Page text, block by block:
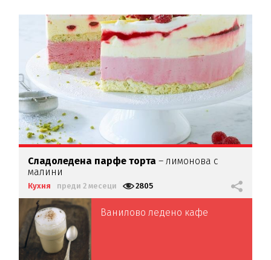
Сладоледена парфе торта – лимонова с
малини
Кухня преди 2 месеци 2805
Ванилово ледено кафе